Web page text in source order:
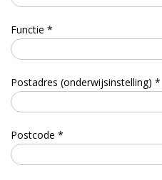
Functie *
Postadres (onderwijsinstelling) *
Postcode *